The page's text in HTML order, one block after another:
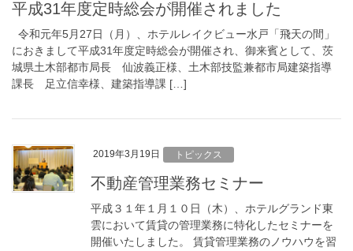
平成31年度定時総会が開催されました
令和元年5月27日（月）、ホテルレイクビュー水戸「飛天の間」
におきまして平成31年度定時総会が開催され、御来賓として、茨
城県土木部都市局長 仙波義正様、土木部技監兼都市局建築指導
課長 足立信幸様、建築指導課 […]
2019年3月19日 トピックス
不動産管理業務セミナー
平成３１年１月１０日（木）、ホテルグランド東
雲において賃貸の管理業務に特化したセミナーを
開催いたしました。 賃貸管理業務のノウハウを習